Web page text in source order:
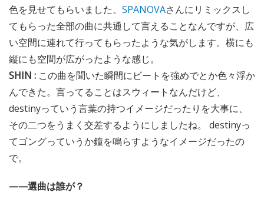
色を見せてもらいました。 SPANOVAさんにリミックスし
てもらった全部の曲に共通して言えることなんですが、広
い空間に連れて行ってもらったような気がします。横にも
縦にも空間が広がったような感じ。
SHIN : この曲を聞いた瞬間にビートを強めでとか色々浮か
んできた。言ってることはスウィートなんだけど、
destinyっていう言葉の持つイメージだったりを大事に、
その二つをうまく交差するようにしましたね。 destinyっ
てゴングっていうか鐘を鳴らすようなイメージだったの
で。
——選曲は誰が？